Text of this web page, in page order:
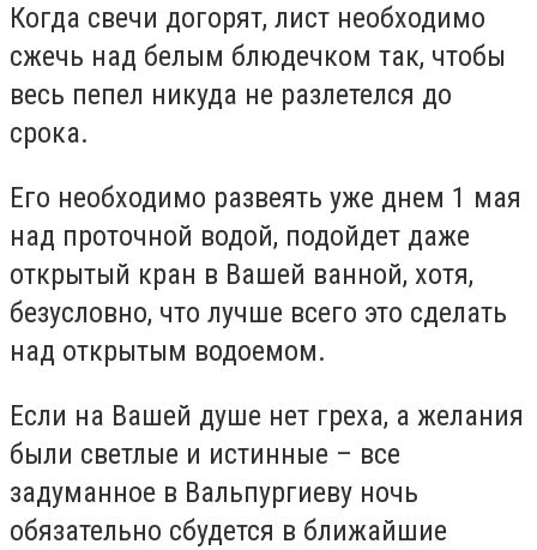
Когда свечи догорят, лист необходимо
сжечь над белым блюдечком так, чтобы
весь пепел никуда не разлетелся до
срока.
Его необходимо развеять уже днем 1 мая
над проточной водой, подойдет даже
открытый кран в Вашей ванной, хотя,
безусловно, что лучше всего это сделать
над открытым водоемом.
Если на Вашей душе нет греха, а желания
были светлые и истинные – все
задуманное в Вальпургиеву ночь
обязательно сбудется в ближайшие